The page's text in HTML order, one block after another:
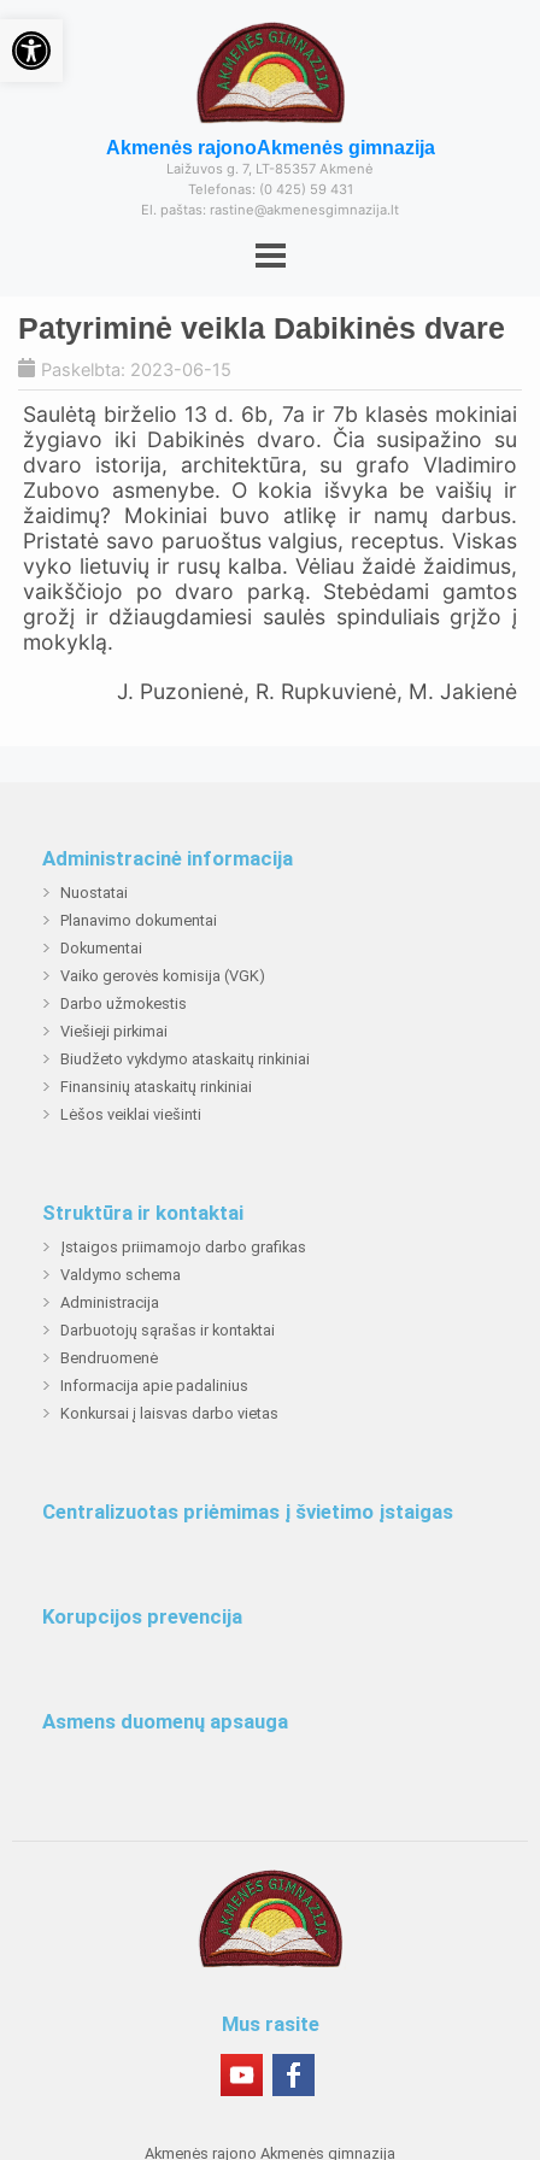
Akmenės rajonoAkmenės gimnazija
Laižuvos g. 7, LT-85357 Akmenė
Telefonas: (0 425) 59 431
El. paštas: rastine@akmenesgimnazija.lt
Patyriminė veikla Dabikinės dvare
Paskelbta: 2023-06-15
Saulėtą birželio 13 d. 6b, 7a ir 7b klasės mokiniai
žygiavo iki Dabikinės dvaro. Čia susipažino su
dvaro istorija, architektūra, su grafo Vladimiro
Zubovo asmenybe. O kokia išvyka be vaišių ir
žaidimų? Mokiniai buvo atlikę ir namų darbus.
Pristatė savo paruoštus valgius, receptus. Viskas
vyko lietuvių ir rusų kalba. Vėliau žaidė žaidimus,
vaikščiojo po dvaro parką. Stebėdami gamtos
grožį ir džiaugdamiesi saulės spinduliais grįžo į
mokyklą.
J. Puzonienė, R. Rupkuvienė, M. Jakienė
Administracinė informacija
Nuostatai
Planavimo dokumentai
Dokumentai
Vaiko gerovės komisija (VGK)
Darbo užmokestis
Viešieji pirkimai
Biudžeto vykdymo ataskaitų rinkiniai
Finansinių ataskaitų rinkiniai
Lėšos veiklai viešinti
Struktūra ir kontaktai
Įstaigos priimamojo darbo grafikas
Valdymo schema
Administracija
Darbuotojų sąrašas ir kontaktai
Bendruomenė
Informacija apie padalinius
Konkursai į laisvas darbo vietas
Centralizuotas priėmimas į švietimo įstaigas
Korupcijos prevencija
Asmens duomenų apsauga
Mus rasite
Akmenės rajono Akmenės gimnazija
Open toolbar